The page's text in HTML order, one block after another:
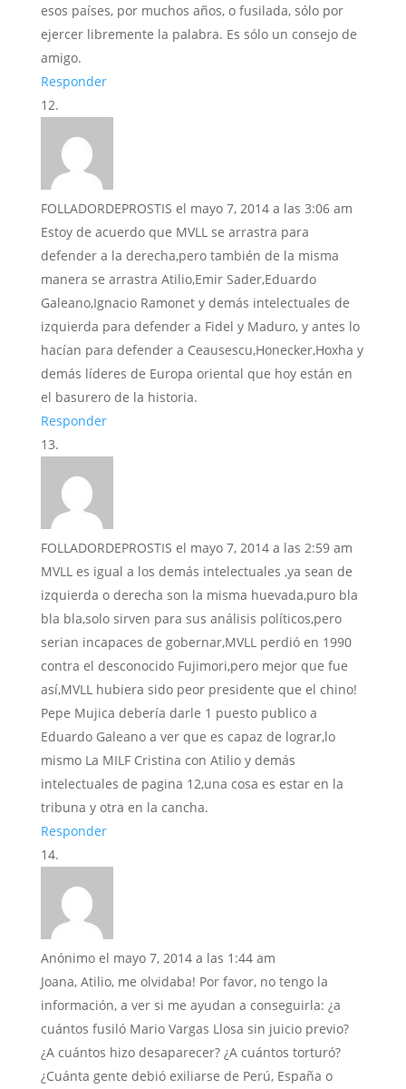
esos países, por muchos años, o fusilada, sólo por
ejercer libremente la palabra. Es sólo un consejo de
amigo.
Responder
FOLLADORDEPROSTIS el mayo 7, 2014 a las 3:06 am
Estoy de acuerdo que MVLL se arrastra para
defender a la derecha,pero también de la misma
manera se arrastra Atilio,Emir Sader,Eduardo
Galeano,Ignacio Ramonet y demás intelectuales de
izquierda para defender a Fidel y Maduro, y antes lo
hacían para defender a Ceausescu,Honecker,Hoxha y
demás líderes de Europa oriental que hoy están en
el basurero de la historia.
Responder
FOLLADORDEPROSTIS el mayo 7, 2014 a las 2:59 am
MVLL es igual a los demás intelectuales ,ya sean de
izquierda o derecha son la misma huevada,puro bla
bla bla,solo sirven para sus análisis políticos,pero
serian incapaces de gobernar,MVLL perdió en 1990
contra el desconocido Fujimori,pero mejor que fue
así,MVLL hubiera sido peor presidente que el chino!
Pepe Mujica debería darle 1 puesto publico a
Eduardo Galeano a ver que es capaz de lograr,lo
mismo La MILF Cristina con Atilio y demás
intelectuales de pagina 12,una cosa es estar en la
tribuna y otra en la cancha.
Responder
Anónimo el mayo 7, 2014 a las 1:44 am
Joana, Atilio, me olvidaba! Por favor, no tengo la
información, a ver si me ayudan a conseguirla: ¿a
cuántos fusiló Mario Vargas Llosa sin juicio previo?
¿A cuántos hizo desaparecer? ¿A cuántos torturó?
¿Cuánta gente debió exiliarse de Perú, España o